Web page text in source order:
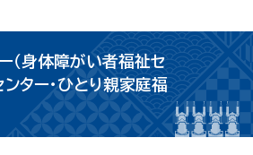
（身体障がい者福祉セ
ンター・ひとり親家庭福